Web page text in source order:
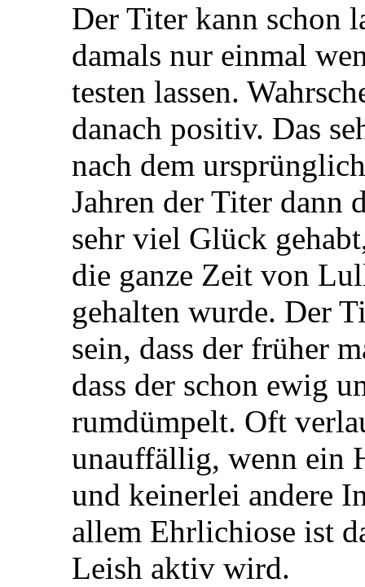
Der Titer kann schon
damals nur einmal
testen lassen.
danach positiv. Das
nach dem
Jahren der Titer dann
sehr viel Glück
die ganze Zeit von
gehalten wurde. Der
sein, dass der früher
dass der schon ewig
rumdümpelt. Oft
unauffällig, wenn ein
und keinerlei andere
allem Ehrlichiose ist
Leish aktiv wird.